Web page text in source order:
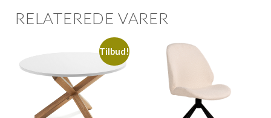
RELATEREDE VARER
Tilbud!